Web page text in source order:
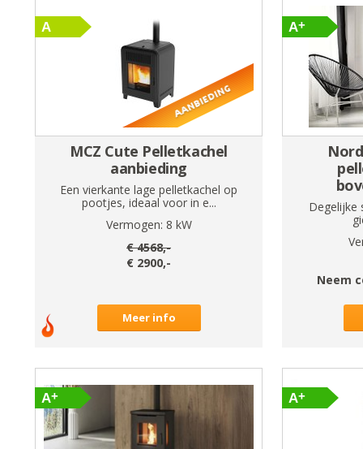
MCZ Cute Pelletkachel
aanbieding
Een vierkante lage pelletkachel op
pootjes, ideaal voor in e...
Vermogen: 8 kW
€4568,-
€ 2900,-
Meer info
Degelijke
Neem